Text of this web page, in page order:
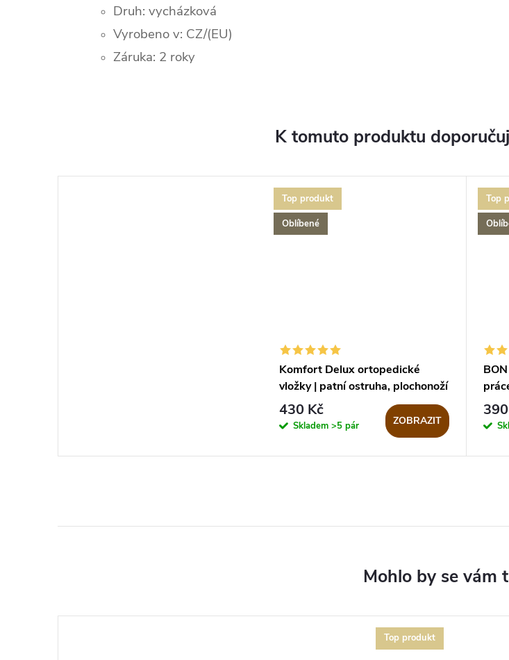
Druh: vycházková
Vyrobeno v: CZ/(EU)
Záruka: 2 roky
K tomuto produktu
Top produkt
Oblíbené
Komfort Delux ortopedické
vložky | patní ostruha, plochonoží
430 Kč
Skladem >5 pár ZOBRAZIT
Top
Top produkt